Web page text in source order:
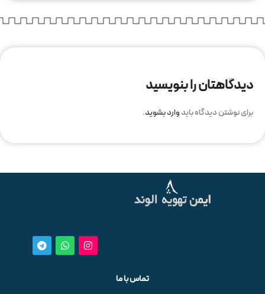
دیدگاهتان را بنویسید
برای نوشتن دیدگاه بایدوارد بشوید.
تماس با ما